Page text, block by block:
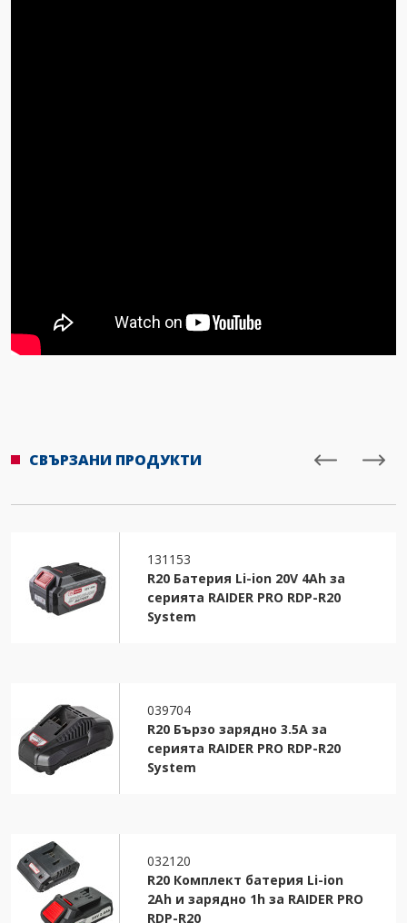
СВЪРЗАНИ ПРОДУКТИ
131153
R20 Батерия Li-ion 20V 4Ah за
серията RAIDER PRO RDP-R20
System
039704
R20 Бързо зарядно 3.5A за
серията RAIDER PRO RDP-R20
System
032120
R20 Комплект батерия Li-ion
2Ah и зарядно 1h за RAIDER PRO
RDP-R20